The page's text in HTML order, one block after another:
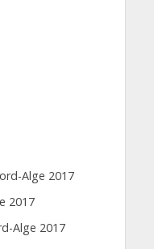
Alge 2017
2017
Alge 2017